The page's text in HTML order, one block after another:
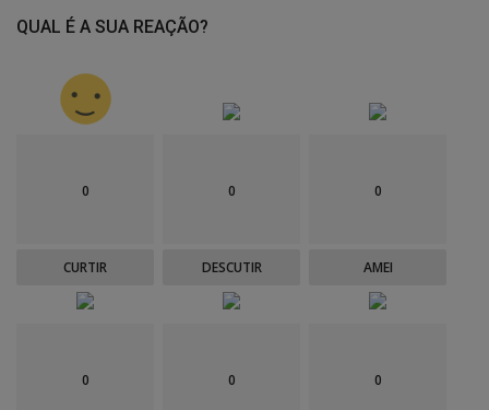
QUAL É A SUA REAÇÃO?
0
CURTIR
0
DESCUTIR
0
AMEI
0 0 0